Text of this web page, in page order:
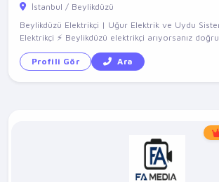
İstanbul / Beylikdüzü
Beylikdüzü Elektrikçi | Uğur Elektrik ve Uydu
Elektrikçi ⚡ Beylikdüzü elektrikçi arıyorsanız
Profili Gör Ara